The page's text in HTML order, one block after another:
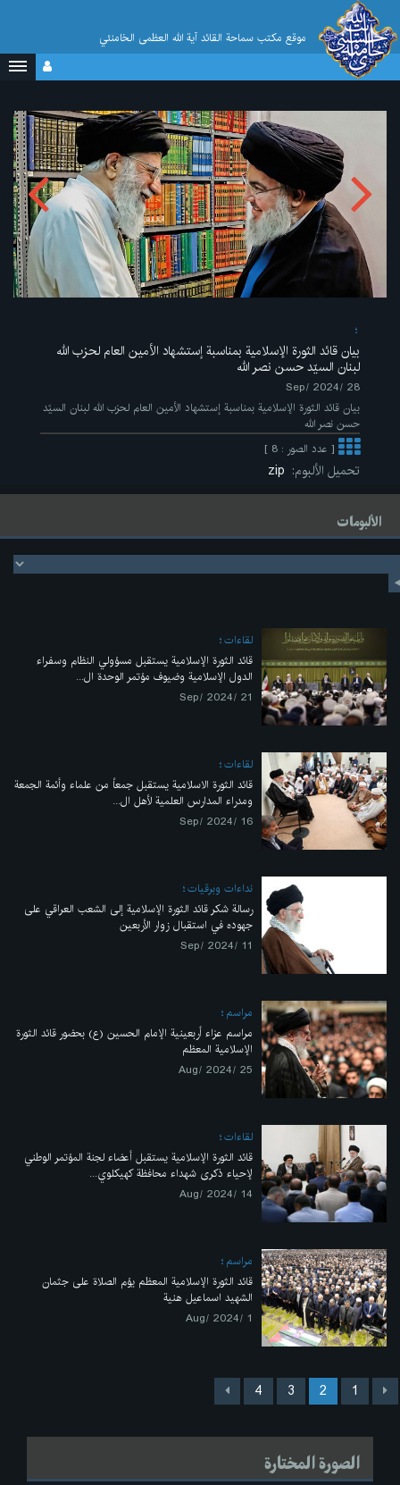
موقع مکتب سماحة القائد آية الله العظمى الخامنئي
بيان قائد الثورة الإسلامية بمناسبة إستشهاد الأمين العام لحزب الله
لبنان السيّد حسن نصر الله
28 /Sep/ 2024
بيان قائد الثورة الإسلامية بمناسبة إستشهاد الأمين العام لحزب الله لبنان السيّد
حسن نصر الله
[ عدد الصور : 8 ]
تحميل الألبوم:
الألبومات
لقاءات
قائد الثورة الإسلامية يستقبل مسؤولي النظام وسفراء
الدول الإسلامية وضيوف مؤتمر الوحدة ال...
21 /Sep/ 2024
لقاءات
قائد الثورة الاسلامية يستقبل جمعاً من علماء وأئمة الجمعة
ومدراء المدارس العلمية لأهل ال...
16 /Sep/ 2024
نداءات وبرقيات
رسالة شكر قائد الثورة الإسلامية إلى الشعب العراقي على
جهوده في استقبال زوار الأربعين
11 /Sep/ 2024
مراسم
مراسم عزاء أربعينية الإمام الحسين (ع) بحضور قائد الثورة
الإسلامية المعظم
25 /Aug/ 2024
لقاءات
قائد الثورة الإسلامية يستقبل أعضاء لجنة المؤتمر الوطني
لإحياء ذكرى شهداء محافظة كهيكلوي...
14 /Aug/ 2024
مراسم
قائد الثورة الإسلامية المعظم يؤم الصلاة على جثمان
الشهيد اسماعيل هنية
1 /Aug/ 2024
1
2
3
4
الصورة المختارة